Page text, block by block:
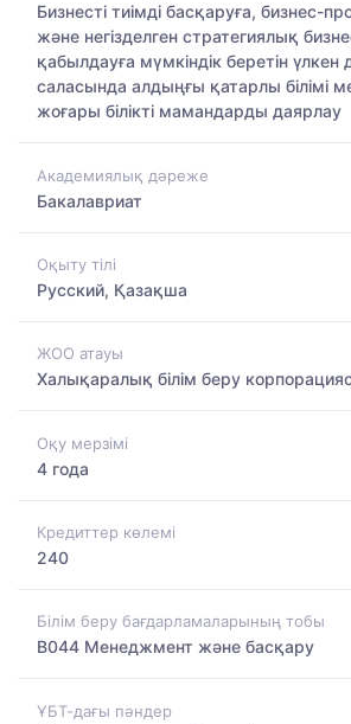
Бизнесті тиімді басқаруға, бизнес-
және негізделген стратегиялық
қабылдауға мүмкіндік беретін үлкен
саласында алдыңғы қатарлы білімі
жоғары білікті мамандарды даярлау
Академиялық дәреже
Бакалавриат
Оқыту тілі
Русский, Қазақша
ЖОО атауы
Халықаралық білім беру
Оқу мерзімі
4 года
Кредиттер көлемі
240
Білім беру бағдарламаларының тобы
B044 Менеджмент және басқару
ҰБТ-дағы пәндер